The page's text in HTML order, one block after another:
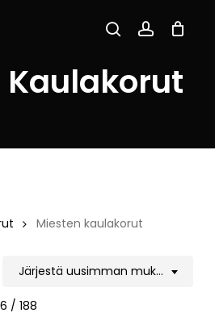
Close
Kaulakorut
Miesten kaulakorut
/ 188Sorted
Järjestä uusimman mukaan
Close